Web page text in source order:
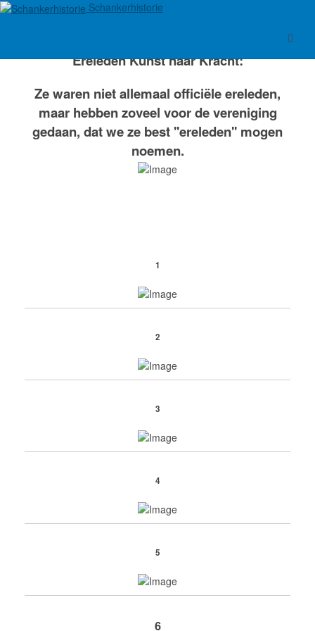
Schankerhistorie
Ereleden Kunst naar Kracht:
Ze waren niet allemaal officiële ereleden,
maar hebben zoveel voor de vereniging
gedaan, dat we ze best ''ereleden'' mogen
noemen.
1
2
3
4
5
6